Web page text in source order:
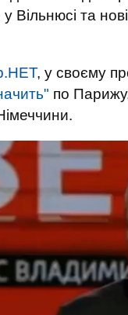
Вільнюсі та
, у своєму
по